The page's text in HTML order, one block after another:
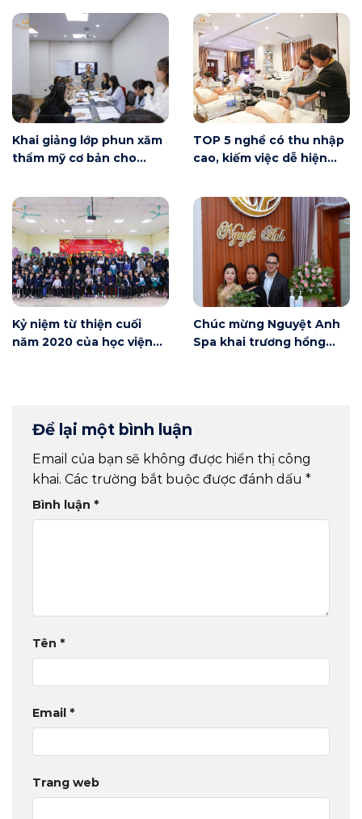
có gì?
Khai giảng lớp phun xăm
thẩm mỹ cơ bản cho
Nội
TOP 5 nghề có thu nhập
cao, kiếm việc dễ hiện
Kỷ niệm từ thiện cuối
năm 2020 của học viện
Chúc mừng Nguyệt Anh
Spa khai trương hồng
Để lại một bình luận
Email của bạn sẽ không được hiển thị công
khai. Các trường bắt buộc được đánh dấu *
Bình luận *
Tên *
Email *
Trang web